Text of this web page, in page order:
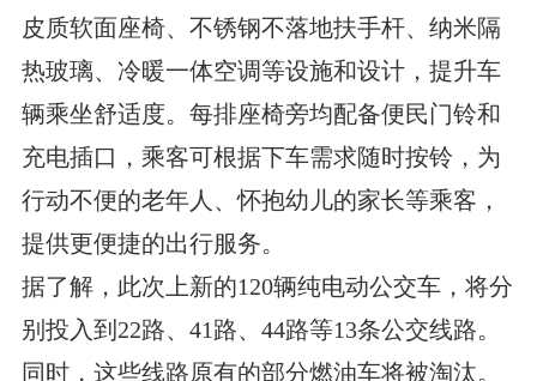
皮质软面座椅、不锈钢不落地扶手杆、纳米隔
热玻璃、冷暖一体空调等设施和设计，提升车
辆乘坐舒适度。每排座椅旁均配备便民门铃和
充电插口，乘客可根据下车需求随时按铃，为
行动不便的老年人、怀抱幼儿的家长等乘客，
提供更便捷的出行服务。
据了解，此次上新的120辆纯电动公交车，将分
别投入到22路、41路、44路等13条公交线路。
同时，这些线路原有的部分燃油车将被淘汰。